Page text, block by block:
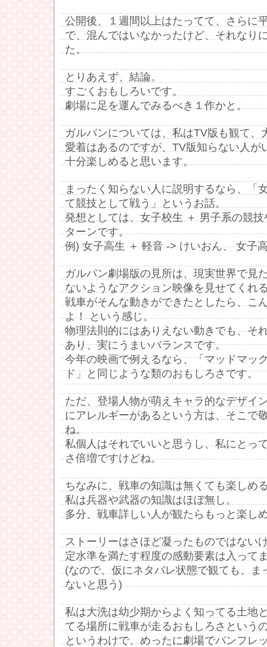
公開後、１週間以上はたってて、さらに
で、混んではいなかったけど、それなり
た。
とりあえず、結論。
すごくおもしろいです。
劇場に足を運んでみるべき１作かと。
ガルバンについては、私はTV版も観て、
愛着はあるのですが、TV版知らない人が
十分楽しめると思います。
まったく知らない人に説明するなら、「
て競技として戦う」というお話。
発想としては、女子校生 ＋ 男子系の競
ターンです。
例) 女子高生 ＋ 軽音 -> けいおん、 女子
ガルパン劇場版の見所は、現実世界で見
ないようなアクション映像を見せてくれ
戦車がそんな動きができたとしたら、こ
よ！ という感じ。
物理法則的にはありえない動きでも、そ
あり、実にうまいバランスです。
今年の映画で例えるなら、「マッドマッ
ド」と同じような類のおもしろさです。
ただ、登場人物が萌えキャラ的なデザイ
にアレルギーがあるという方は、そこで
ね。
私個人はそれでいいと思うし、私にとっ
さ倍増ですけどね。
ちなみに、戦車の知識は無くても楽しめ
私は兵器や武器の知識はほぼ無し。
多分、戦車詳しい人が観たらもっと楽し
ストーリーはさほど凝ったものではない
定水準を満たす程度の感動要素は入って
(なので、仮にネタバレ状態で観ても、ま
ないと思う)
私は大洗は幼少期からよく知ってる土地
てる場所に戦車が走るおもしろさという
というわけで、めったに劇場でパンフレ